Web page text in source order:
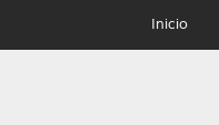
Inicio